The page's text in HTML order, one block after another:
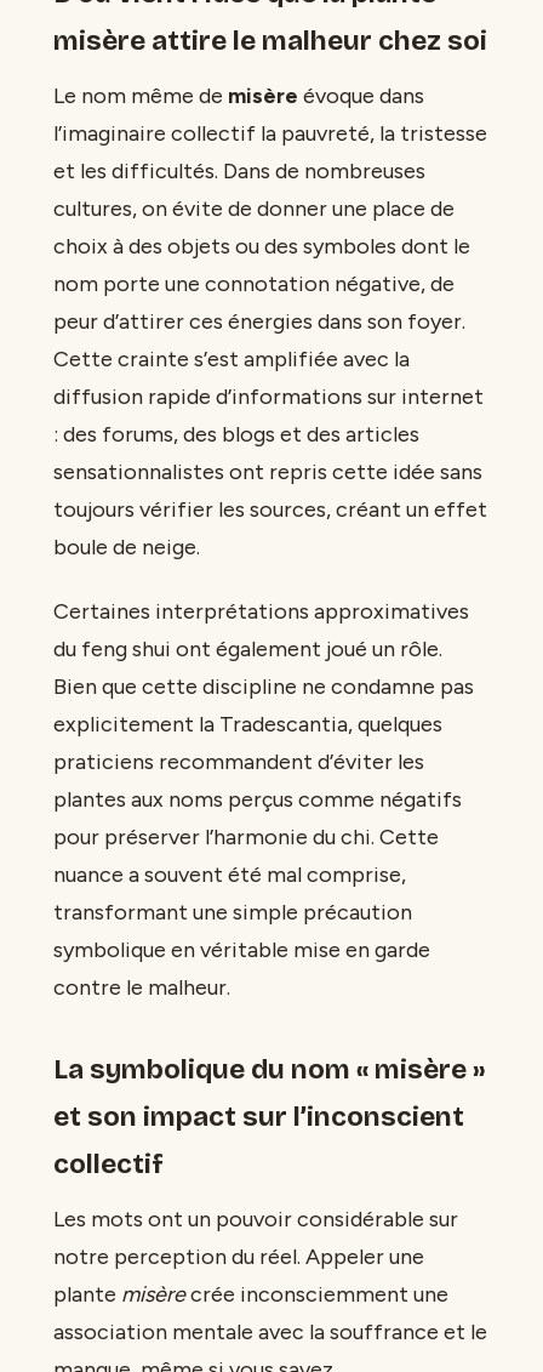
misère attire le malheur chez soi
Le nom même de misère évoque dans
l’imaginaire collectif la pauvreté, la tristesse
et les difficultés. Dans de nombreuses
cultures, on évite de donner une place de
choix à des objets ou des symboles dont le
nom porte une connotation négative, de
peur d’attirer ces énergies dans son foyer.
Cette crainte s’est amplifiée avec la
diffusion rapide d’informations sur internet
: des forums, des blogs et des articles
sensationnalistes ont repris cette idée sans
toujours vérifier les sources, créant un effet
boule de neige.
Certaines interprétations approximatives
du feng shui ont également joué un rôle.
Bien que cette discipline ne condamne pas
explicitement la Tradescantia, quelques
praticiens recommandent d’éviter les
plantes aux noms perçus comme négatifs
pour préserver l’harmonie du chi. Cette
nuance a souvent été mal comprise,
transformant une simple précaution
symbolique en véritable mise en garde
contre le malheur.
La symbolique du nom « misère »
et son impact sur l’inconscient
collectif
Les mots ont un pouvoir considérable sur
notre perception du réel. Appeler une
plante misèrecrée inconsciemment une
association mentale avec la souffrance et le